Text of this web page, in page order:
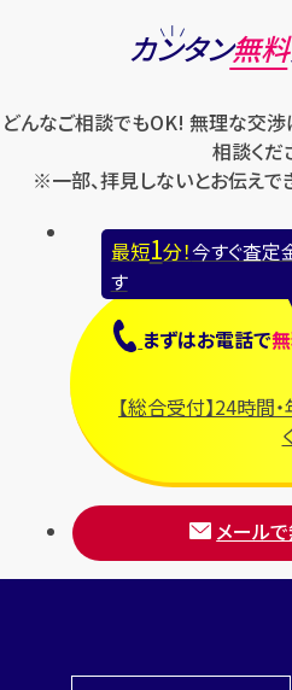
カンタン無
どんなご相談でもOK! 無理な交
相談くだ
※一部、拝見しないとお伝えで
最短1分！今すぐ査定
す
まずはお電話で
【総合受付】24時間
メール